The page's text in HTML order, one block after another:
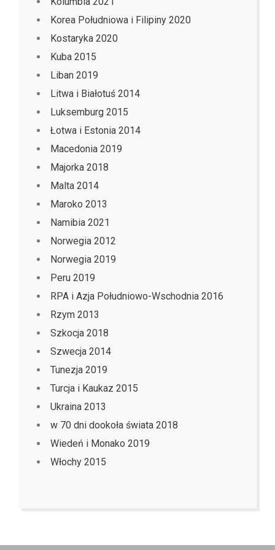
Korea Południowa i Filipiny 2020
Kostaryka 2020
Kuba 2015
Liban 2019
Litwa i Białotuś 2014
Luksemburg 2015
Łotwa i Estonia 2014
Macedonia 2019
Majorka 2018
Malta 2014
Maroko 2013
Namibia 2021
Norwegia 2012
Norwegia 2019
Peru 2019
RPA i Azja Południowo-Wschodnia 2016
Rzym 2013
Szkocja 2018
Szwecja 2014
Tunezja 2019
Turcja i Kaukaz 2015
Ukraina 2013
w 70 dni dookoła świata 2018
Wiedeń i Monako 2019
Włochy 2015